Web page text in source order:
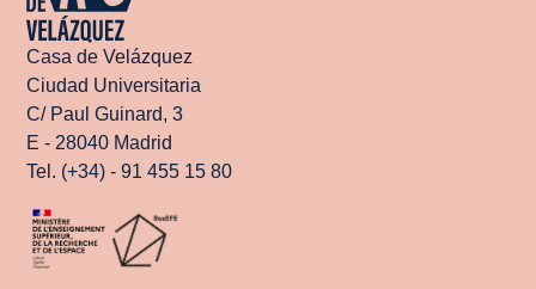
Casa de Velázquez
Ciudad Universitaria
C/ Paul Guinard, 3
E - 28040 Madrid
Tel. (+34) - 91 455 15 80